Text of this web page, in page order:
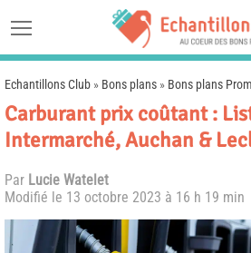
Echantillons Club » Bons plans » Bons plans
Carburant prix coûtant :
Intermarché, Auchan &
Par Lucie Watelet
Modifié le 13 octobre 2023 à 16 h 19 min